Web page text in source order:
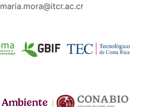
maria.mora@itcr.ac.cr